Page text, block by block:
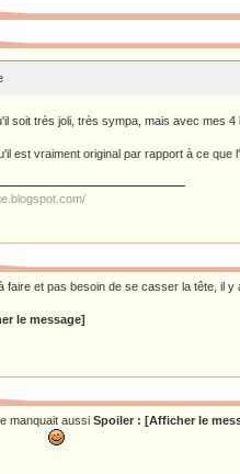
soit très joli, très sympa, mais avec mes
est vraiment original par rapport à ce que
faire et pas besoin de se casser la tête, il y
le message]
manquait aussi Spoiler : [Afficher le